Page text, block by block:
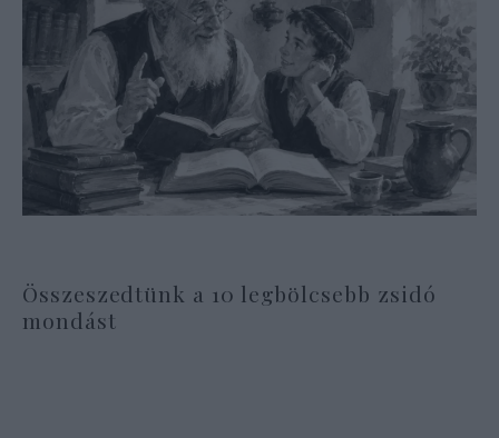
Összeszedtünk a 10 legbölcsebb zsidó
mondást